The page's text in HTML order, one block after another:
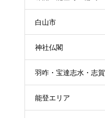
白山市
神社仏閣
羽咋・宝達志水・志賀
能登エリア